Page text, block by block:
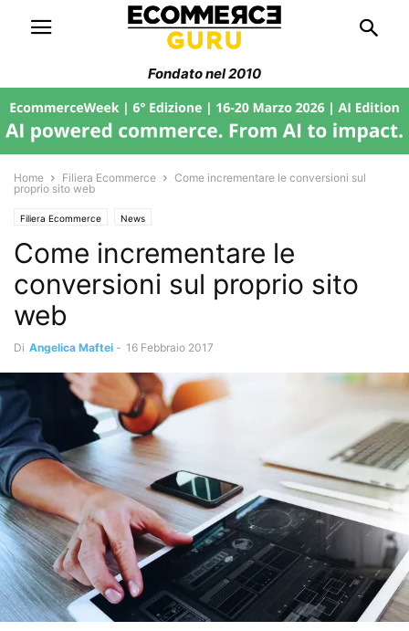
Fondato nel 2010
Home Filiera Ecommerce
Come incrementare le conversioni sul
proprio sito web
Filiera Ecommerce News
Come incrementare le
conversioni sul proprio sito
web
Di Angelica Maftei - 16 Febbraio 2017